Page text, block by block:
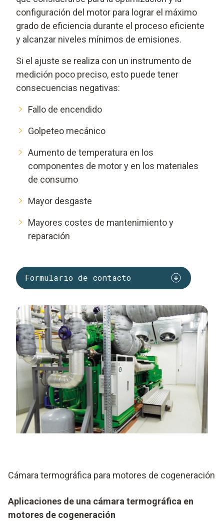
configuración del motor para lograr el máximo
grado de eficiencia durante el proceso eficiente
y alcanzar niveles mínimos de emisiones.
Si el ajuste se realiza con un instrumento de
medición poco preciso, esto puede tener
consecuencias negativas:
Fallo de encendido
Golpeteo mecánico
Aumento de temperatura en los
componentes de motor y en los materiales
de consumo
Mayor desgaste
Mayores costes de mantenimiento y
reparación
Formulario de contacto
Cámara termográfica para motores de cogeneración
Aplicaciones de una cámara termográfica en
motores de cogeneración